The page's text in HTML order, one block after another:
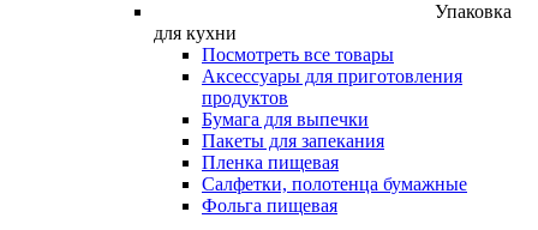
Упаковка
для кухни
Посмотреть все товары
Аксессуары для приготовления
продуктов
Бумага для выпечки
Пакеты для запекания
Пленка пищевая
Салфетки, полотенца бумажные
Фольга пищевая